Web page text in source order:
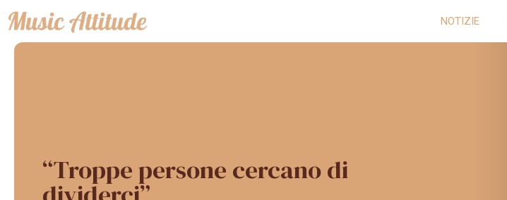
Vai
al
contenuto
NOTIZIE
“Troppe persone cercano di